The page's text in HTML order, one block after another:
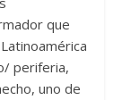
que
periferia,
uno de